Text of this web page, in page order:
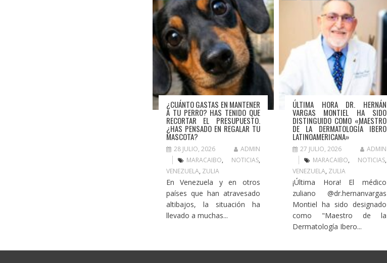
¿CUÁNTO GASTAS EN MANTENER
A TU PERRO? HAS TENIDO QUE
RECORTAR EL PRESUPUESTO.
¿HAS PENSADO EN REGALAR TU
MASCOTA?
28 JULIO, 2026
ADMIN
MARACAIBO, NOTICIAS,
VENEZUELA, ZULIA
En Venezuela y en otros
países que han atravesado
altibajos, la situación ha
llevado a muchas...
ÚLTIMA HORA DR. HERNÁN
VARGAS MONTIEL HA SIDO
DISTINGUIDO COMO «MAESTRO
DE LA DERMATOLOGÍA IBERO
LATINOAMERICANA»
27 JULIO, 2026
ADMIN
MARACAIBO, NOTICIAS,
VENEZUELA, ZULIA
¡Última Hora! El médico
zuliano @dr.hernanvargas
Montiel ha sido designado
como "Maestro de la
Dermatología Ibero...